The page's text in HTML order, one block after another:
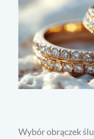
Wybór obrączek